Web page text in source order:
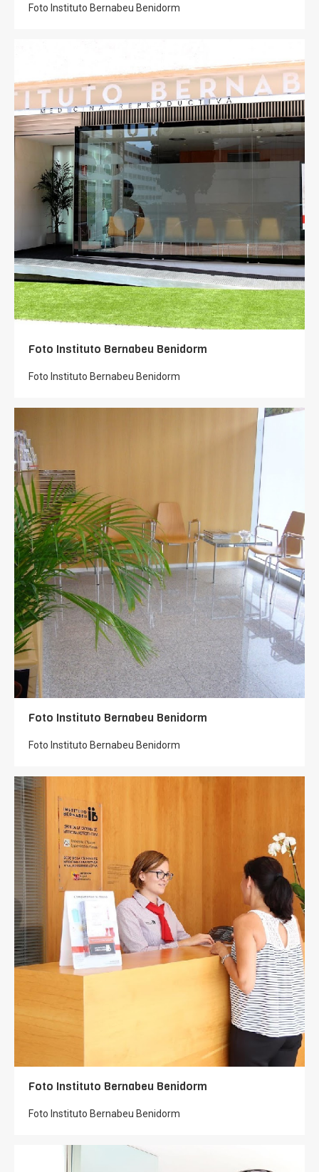
Foto Instituto Bernabeu Benidorm
Foto Instituto Bernabeu Benidorm
Foto Instituto Bernabeu Benidorm
Foto Instituto Bernabeu Benidorm
Foto Instituto Bernabeu Benidorm
Foto Instituto Bernabeu Benidorm
Foto Instituto Bernabeu Benidorm